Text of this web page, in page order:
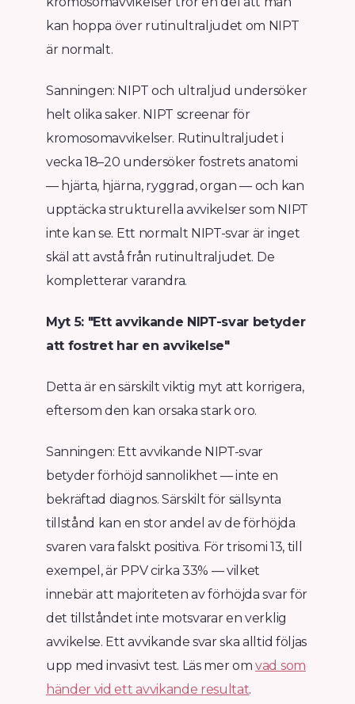
kan hoppa över rutinultraljudet om NIPT
är normalt.
Sanningen: NIPT och ultraljud undersöker
helt olika saker. NIPT screenar för
kromosomavvikelser. Rutinultraljudet i
vecka 18–20 undersöker fostrets anatomi
— hjärta, hjärna, ryggrad, organ — och kan
upptäcka strukturella avvikelser som NIPT
inte kan se. Ett normalt NIPT-svar är inget
skäl att avstå från rutinultraljudet. De
kompletterar varandra.
Myt 5: "Ett avvikande NIPT-svar betyder
att fostret har en avvikelse"
Detta är en särskilt viktig myt att korrigera,
eftersom den kan orsaka stark oro.
Sanningen: Ett avvikande NIPT-svar
betyder förhöjd sannolikhet — inte en
bekräftad diagnos. Särskilt för sällsynta
tillstånd kan en stor andel av de förhöjda
svaren vara falskt positiva. För trisomi 13, till
exempel, är PPV cirka 33% — vilket
innebär att majoriteten av förhöjda svar för
det tillståndet inte motsvarar en verklig
avvikelse. Ett avvikande svar ska alltid följas
upp med invasivt test. Läs mer omvad som
händer vid ett avvikande resultat.